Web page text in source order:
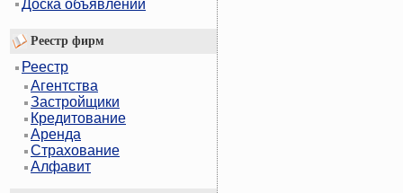
Доска объявлений
Реестр фирм
Реестр
Агентства
Застройщики
Кредитование
Аренда
Страхование
Алфавит